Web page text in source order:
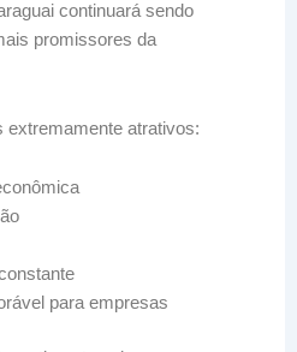
continuará sendo
promissores da
extremamente atrativos:
para empresas